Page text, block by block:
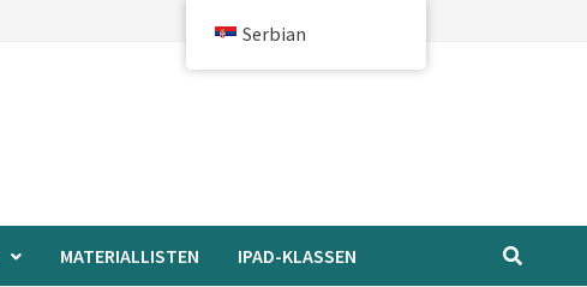
MATERIALLISTEN IPAD-KLASSEN
Serbian